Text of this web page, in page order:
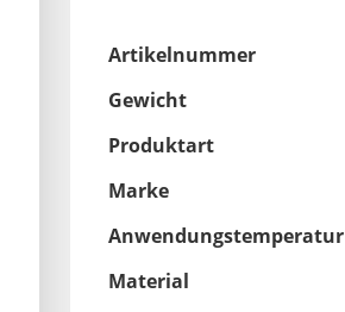
Artikelnummer
Gewicht
Produktart
Marke
Anwendungstemperatur
Material